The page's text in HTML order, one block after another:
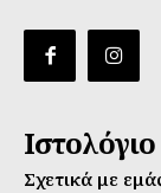
Ιστολόγιο
Σχετικά με